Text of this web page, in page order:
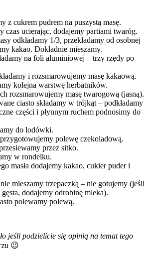
z cukrem pudrem na puszystą masę.
czas ucierając, dodajemy partiami twaróg.
odkładamy 1/3, przekładamy od osobnej
kakao. Dokładnie mieszamy.
na foli aluminiowej – trzy rzędy po
i rozsmarowujemy masę kakaową.
kolejna warstwę herbatników.
rozsmarowujemy masę twarogową (jasną).
ciasto składamy w trójkąt – podkładamy
części i płynnym ruchem podnosimy do
do lodówki.
polewę czekoladową.
przez sitko.
w rondelku.
masła dodajemy kakao, cukier puder i
mieszamy trzepaczką – nie gotujemy (jeśli
dodajemy odrobinę mleka).
polewamy polewą.
jeśli podzielicie się opinią na temat tego
😉